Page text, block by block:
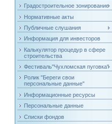
Градостроительное зонирование
Нормативные акты
Публичные слушания
Информация для инвесторов
Калькулятор процедур в сфере
строительства
Фестиваль"Чухломская пуговка"
Ролик "Береги свои
персональные данные"
Информационные ресурсы
Персональные данные
Списки фондов